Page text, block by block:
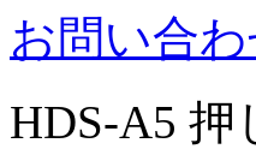
お問い合
HDS-A5